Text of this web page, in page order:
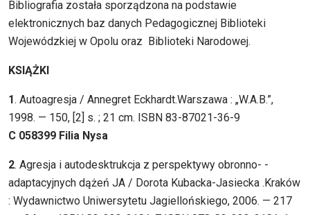
Bibliografia została sporządzona na podstawie
elektronicznych baz danych Pedagogicznej Biblioteki
Wojewódzkiej w Opolu oraz Biblioteki Narodowej.
KSIĄŻKI
1. Autoagresja / Annegret Eckhardt.Warszawa : „W.A.B.”,
1998. — 150, [2] s. ; 21 cm. ISBN 83-87021-36-9
C 058399 Filia Nysa
2. Agresja i autodesktrukcja z perspektywy obronno- -
adaptacyjnych dążeń JA / Dorota Kubacka-Jasiecka .Kraków
: Wydawnictwo Uniwersytetu Jagiellońskiego, 2006. — 217